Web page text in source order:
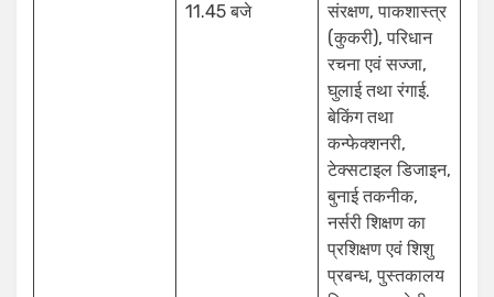
11.45 बजे
संरक्षण, पाकशास्त्र
(कुकरी), परिधान
रचना एवं सज्जा,
घुलाई तथा रंगाई.
बेकिंग तथा
कन्फेक्शनरी,
टेक्सटाइल डिजाइन,
बुनाई तकनीक,
नर्सरी शिक्षण का
प्रशिक्षण एवं शिशु
प्रबन्ध, पुस्तकालय